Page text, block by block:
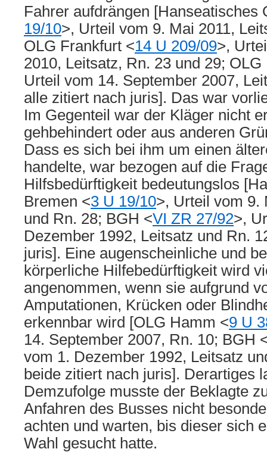
Fahrer aufdrängen [Hanseatisches
19/10>, Urteil vom 9. Mai 2011,
OLG Frankfurt <14 U 209/09>,
2010, Leitsatz, Rn. 23 und 29;
Urteil vom 14. September 2007,
alle zitiert nach juris]. Das war
Im Gegenteil war der Kläger nicht
gehbehindert oder aus anderen
Dass es sich bei ihm um einen
handelte, war bezogen auf die
Hilfsbedürftigkeit bedeutungslos
Bremen <3 U 19/10>, Urteil vom 9.
und Rn. 28; BGH <VI ZR 27/92>,
Dezember 1992, Leitsatz und Rn.
juris]. Eine augenscheinliche und
körperliche Hilfebedürftigkeit wird
angenommen, wenn sie aufgrund
Amputationen, Krücken oder
erkennbar wird [OLG Hamm <9 U
14. September 2007, Rn. 10; BGH
vom 1. Dezember 1992, Leitsatz
beide zitiert nach juris]. Derartiges
Demzufolge musste der Beklagte
Anfahren des Busses nicht
achten und warten, bis dieser sich
Wahl gesucht hatte.